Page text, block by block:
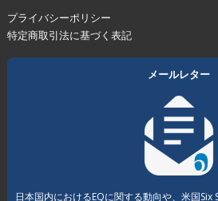
プライバシーポリシー
特定商取引法に基づく表記
メールレター
日本国内におけるEQに関する動向や、米国